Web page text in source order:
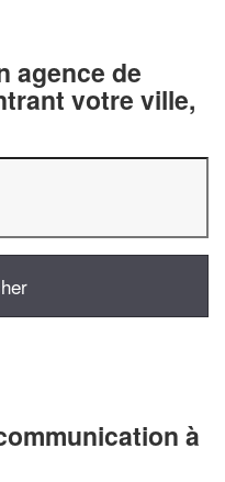
agence de
votre ville,
à